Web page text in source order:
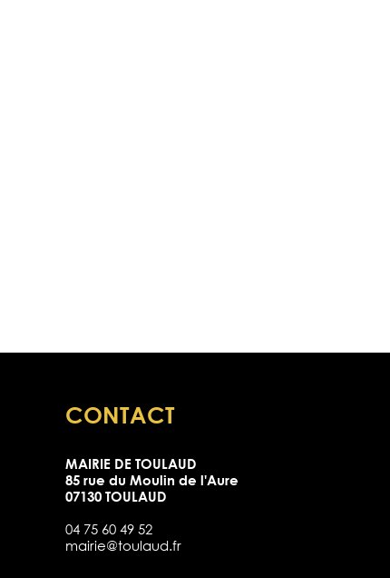
CONTACT
MAIRIE DE TOULAUD
85 rue du Moulin de l'Aure
07130 TOULAUD
04 75 60 49 52
mairie@toulaud.fr